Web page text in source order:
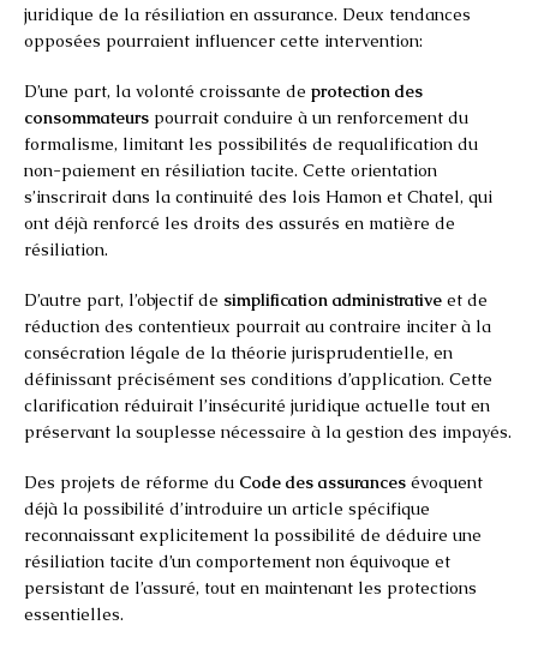
juridique de la résiliation en assurance. Deux tendances
opposées pourraient influencer cette intervention:
D’une part, la volonté croissante de protection des
consommateurs pourrait conduire à un renforcement du
formalisme, limitant les possibilités de requalification du
non-paiement en résiliation tacite. Cette orientation
s’inscrirait dans la continuité des lois Hamon et Chatel, qui
ont déjà renforcé les droits des assurés en matière de
résiliation.
D’autre part, l’objectif de simplification administrative et de
réduction des contentieux pourrait au contraire inciter à la
consécration légale de la théorie jurisprudentielle, en
définissant précisément ses conditions d’application. Cette
clarification réduirait l’insécurité juridique actuelle tout en
préservant la souplesse nécessaire à la gestion des impayés.
Des projets de réforme du Code des assurances évoquent
déjà la possibilité d’introduire un article spécifique
reconnaissant explicitement la possibilité de déduire une
résiliation tacite d’un comportement non équivoque et
persistant de l’assuré, tout en maintenant les protections
essentielles.